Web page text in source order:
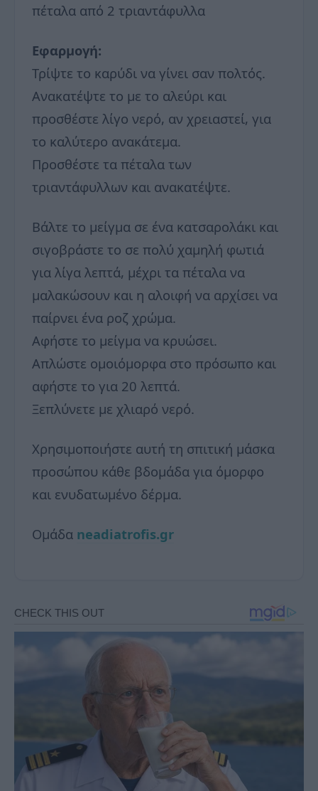
πέταλα από 2 τριαντάφυλλα
Εφαρμογή:
Τρίψτε το καρύδι να γίνει σαν πολτός.
Ανακατέψτε το με το αλεύρι και
προσθέστε λίγο νερό, αν χρειαστεί, για
το καλύτερο ανακάτεμα.
Προσθέστε τα πέταλα των
τριαντάφυλλων και ανακατέψτε.
Βάλτε το μείγμα σε ένα κατσαρολάκι και
σιγοβράστε το σε πολύ χαμηλή φωτιά
για λίγα λεπτά, μέχρι τα πέταλα να
μαλακώσουν και η αλοιφή να αρχίσει να
παίρνει ένα ροζ χρώμα.
Αφήστε το μείγμα να κρυώσει.
Απλώστε ομοιόμορφα στο πρόσωπο και
αφήστε το για 20 λεπτά.
Ξεπλύνετε με χλιαρό νερό.
Χρησιμοποιήστε αυτή τη σπιτική μάσκα
προσώπου κάθε βδομάδα για όμορφο
και ενυδατωμένο δέρμα.
Ομάδα neadiatrofis.gr